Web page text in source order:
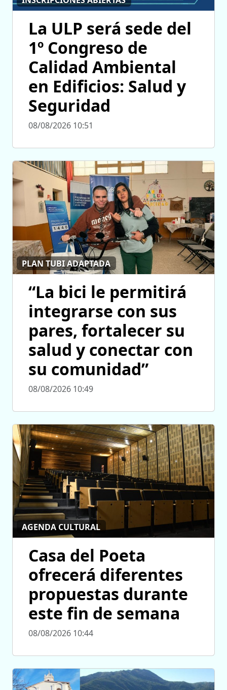
La ULP será sede del
1º Congreso de
Calidad Ambiental
en Edificios: Salud y
Seguridad
08/08/2026 10:51
PLAN TUBI ADAPTADA
“La bici le permitirá
integrarse con sus
pares, fortalecer su
salud y conectar con
su comunidad”
08/08/2026 10:49
AGENDA CULTURAL
Casa del Poeta
ofrecerá diferentes
propuestas durante
este fin de semana
08/08/2026 10:44